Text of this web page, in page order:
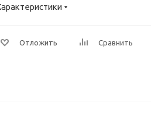
Отложить Сравнить